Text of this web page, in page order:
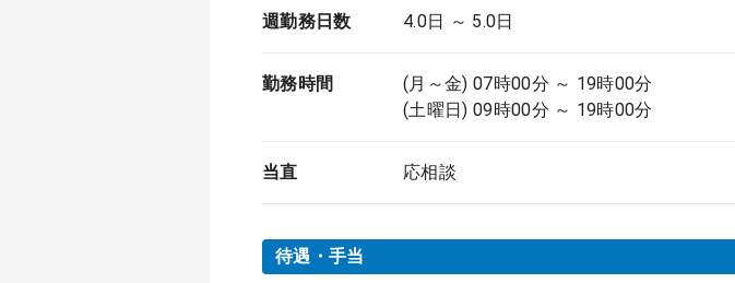
週勤務日数 4.0日 ～ 5.0日
勤務時間
(月～金) 07時00分 ～ 19時00分
(土曜日) 09時00分 ～ 19時00分
当直 応相談
待遇・手当